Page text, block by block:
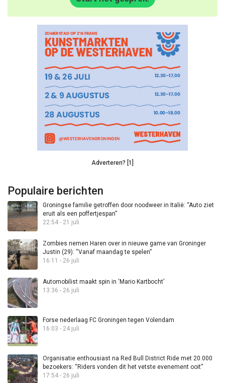
Adverteren? [1]
Populaire berichten
Groningse familie getroffen door noodweer in Italië: “Auto ziet
eruit als een poffertjespan”
22:54 - 21 juli
Zombies nemen Haren over in nieuwe game van Groninger
Justin (29): “Vanaf maandag te spelen”
16:11 - 26 juli
Automobilist maakt spin in ‘Mario Kartbocht’
13:36 - 26 juli
Forse nederlaag FC Groningen tegen Volendam
16:03 - 24 juli
Organisatie enthousiast na Red Bull District Ride met 20.000
bezoekers: “Riders vonden dit het vetste evenement ooit”
17:54 - 26 juli